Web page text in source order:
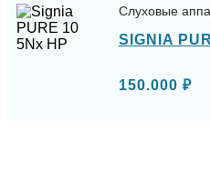
Слуховые
SIGNIA
150.000 ₽